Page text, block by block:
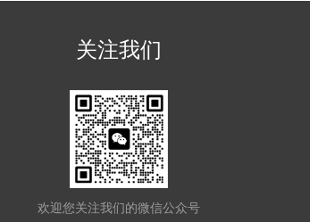
关注我们
欢迎您关注我们的微信公众号